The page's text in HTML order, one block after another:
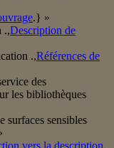
.} »
.,Description de
.,Références de
des
les bibliothèques
surfaces sensibles
vers la description